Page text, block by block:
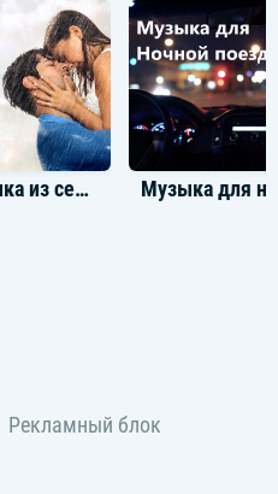
Музыка из сериала Черная любовь